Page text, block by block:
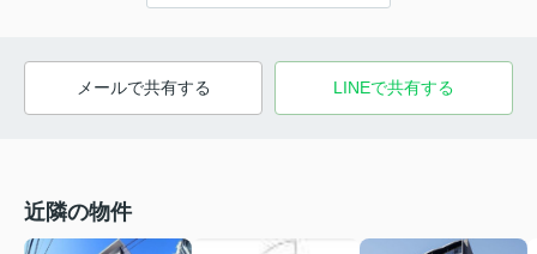
メールで共有する LINEで共有する
近隣の物件